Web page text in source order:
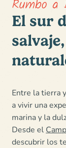
Rumbo a
El sur
Entre la tierra
a vivir una
marina y la
Desde el
descubrir los